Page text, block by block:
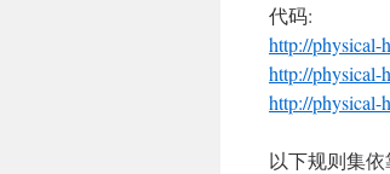
代码:
http://physical-
http://physical-
http://physical-
以下规则集